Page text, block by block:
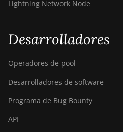
Lightning Network Node
Desarrolladores
Operadores de pool
Desarrolladores de software
Programa de Bug Bounty
API